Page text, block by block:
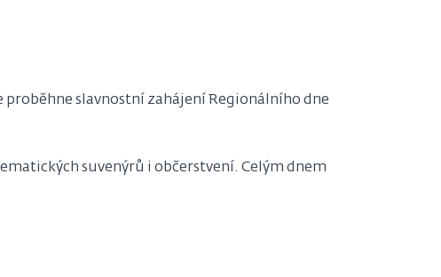
proběhne slavnostní zahájení Regionálního dne
suvenýrů i občerstvení. Celým dnem